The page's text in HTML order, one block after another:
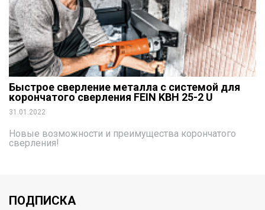
Быстрое сверление металла с системой для
корончатого сверления FEIN KBH 25-2 U
31.01.2022
Новые возможности и преимущества корончатого
сверления!
ПОДПИСКА